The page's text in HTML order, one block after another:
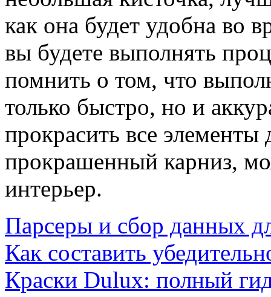
как она будет удобна во
вы будете выполнять
помнить о том, что
только быстро, но и
прокрасить все элементы
прокрашенный карниз,
интерьер.
Парсеры и сбор данных
Как составить
Краски Dulux: полный